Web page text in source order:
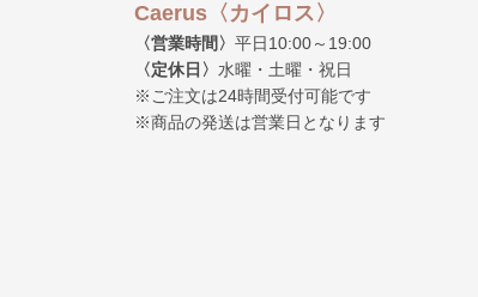
Caerus〈カイロス〉
〈営業時間〉 平日10:00～19:00
〈定休日〉 水曜・土曜・祝日
※ご注文は24時間受付可能です
※商品の発送は営業日となります